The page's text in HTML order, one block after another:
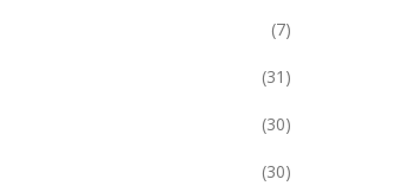
(7)
(31)
(30)
(30)